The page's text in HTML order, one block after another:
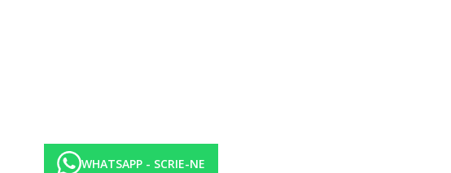
unor eventuale masuri de igiena sau antiepidemie in destinatia data.
WHATSAPP - SCRIE-NE